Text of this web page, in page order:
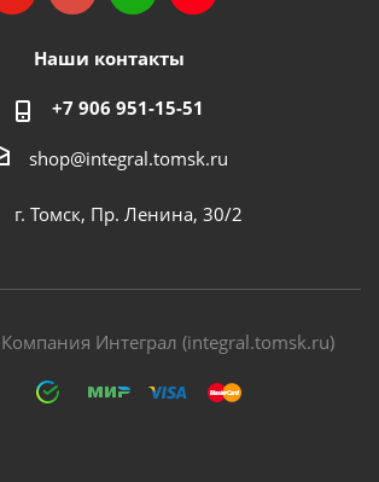
Наши контакты
+7 906 951-15-51
shop@integral.tomsk.ru
г. Томск, Пр. Ленина, 30/2
Интеграл (integral.tomsk.ru)